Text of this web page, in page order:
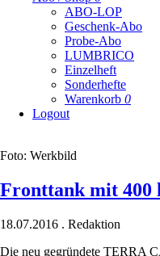
ABO-LOP
Geschenk-Abo
Probe-Abo
LUMBRICO
Einzelheft
Sonderhefte
Warenkorb 0
Logout
Foto: Werkbild
Fronttank mit 400
18.07.2016 . Redaktion
Die neu gegründete TERRA